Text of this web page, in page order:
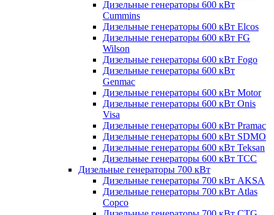
Дизельные генераторы 600 кВт
Cummins
Дизельные генераторы 600 кВт Elcos
Дизельные генераторы 600 кВт FG
Wilson
Дизельные генераторы 600 кВт Fogo
Дизельные генераторы 600 кВт
Genmac
Дизельные генераторы 600 кВт Motor
Дизельные генераторы 600 кВт Onis
Visa
Дизельные генераторы 600 кВт Pramac
Дизельные генераторы 600 кВт SDMO
Дизельные генераторы 600 кВт Teksan
Дизельные генераторы 600 кВт ТСС
Дизельные генераторы 700 кВт
Дизельные генераторы 700 кВт AKSA
Дизельные генераторы 700 кВт Atlas
Copco